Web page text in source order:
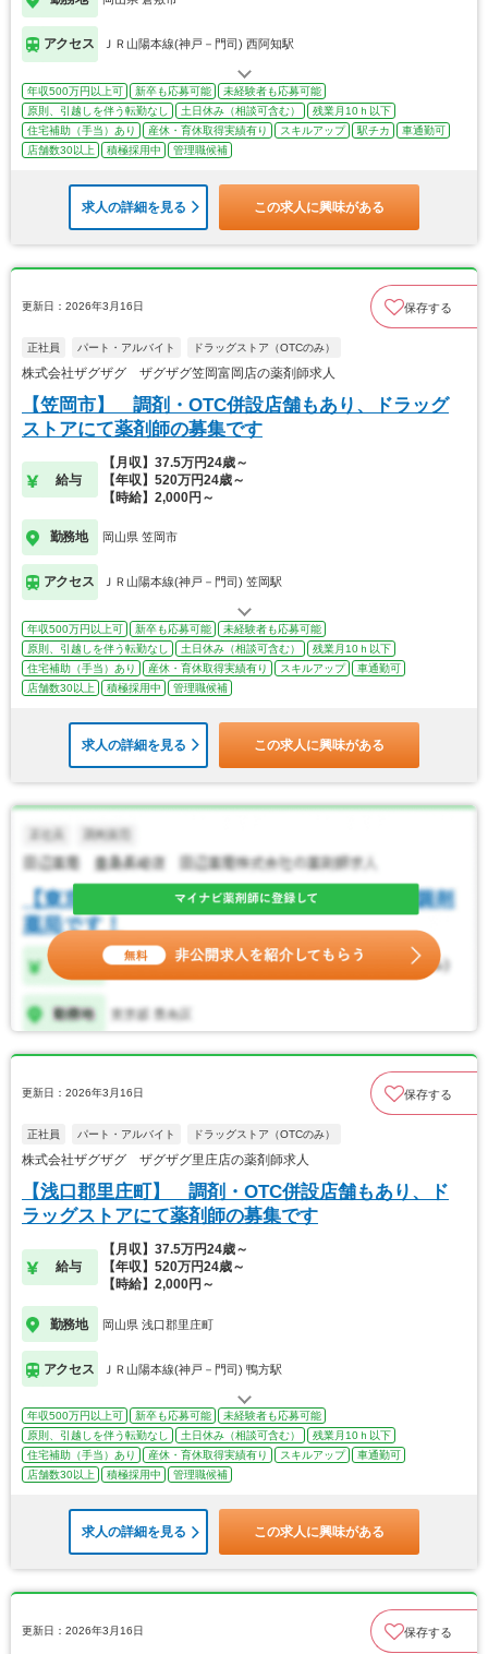
アクセス ＪＲ山陽本線(神戸－門司) 西阿知駅
年収500万円以上可 新卒も応募可能
未経験者も応募可能
原則、引越しを伴う転勤なし
土日休み（相談可含む）
残業月10ｈ以下
住宅補助（手当）あり
産休・育休取得実績有り スキルアップ 駅チカ
車通勤可
店舗数30以上
積極採用中 管理職候補
求人の詳細を見る この求人に興味がある
更新日：2026年3月16日 保存する
正社員 パート・アルバイト ドラッグストア（OTCのみ）
株式会社ザグザグ ザグザグ笠岡富岡店の薬剤師求人
【笠岡市】 調剤・OTC併設店舗もあり、ドラッグ
ストアにて薬剤師の募集です
給与
【月収】37.5万円24歳～
【年収】520万円24歳～
【時給】2,000円～
勤務地 岡山県 笠岡市
アクセス ＪＲ山陽本線(神戸－門司) 笠岡駅
年収500万円以上可 新卒も応募可能
未経験者も応募可能
原則、引越しを伴う転勤なし
土日休み（相談可含む）
残業月10ｈ以下
住宅補助（手当）あり
産休・育休取得実績有り スキルアップ
車通勤可
店舗数30以上
積極採用中 管理職候補
求人の詳細を見る この求人に興味がある
更新日：2026年3月16日 保存する
正社員 パート・アルバイト ドラッグストア（OTCのみ）
株式会社ザグザグ ザグザグ里庄店の薬剤師求人
【浅口郡里庄町】 調剤・OTC併設店舗もあり、ド
ラッグストアにて薬剤師の募集です
給与
【月収】37.5万円24歳～
【年収】520万円24歳～
【時給】2,000円～
勤務地 岡山県 浅口郡里庄町
アクセス ＪＲ山陽本線(神戸－門司) 鴨方駅
年収500万円以上可 新卒も応募可能
未経験者も応募可能
原則、引越しを伴う転勤なし
土日休み（相談可含む）
残業月10ｈ以下
住宅補助（手当）あり
産休・育休取得実績有り スキルアップ
車通勤可
店舗数30以上
積極採用中 管理職候補
求人の詳細を見る この求人に興味がある
更新日：2026年3月16日 保存する